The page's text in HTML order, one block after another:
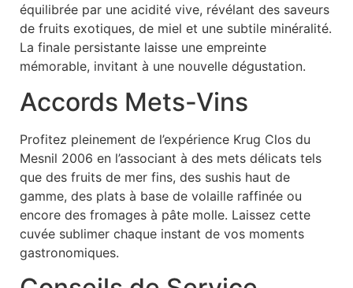
équilibrée par une acidité vive, révélant des saveurs
de fruits exotiques, de miel et une subtile minéralité.
La finale persistante laisse une empreinte
mémorable, invitant à une nouvelle dégustation.
Accords Mets-Vins
Profitez pleinement de l’expérience Krug Clos du
Mesnil 2006 en l’associant à des mets délicats tels
que des fruits de mer fins, des sushis haut de
gamme, des plats à base de volaille raffinée ou
encore des fromages à pâte molle. Laissez cette
cuvée sublimer chaque instant de vos moments
gastronomiques.